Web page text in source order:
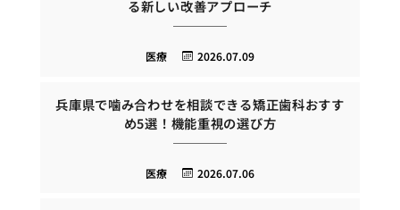
る新しい改善アプローチ
2026.07.09
医療
兵庫県で噛み合わせを相談できる矯正歯科おすす
め5選！機能重視の選び方
2026.07.06
医療